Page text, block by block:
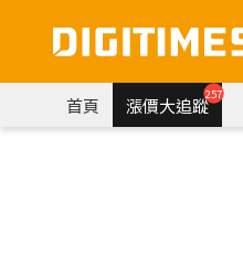
首頁 漲價大追蹤257